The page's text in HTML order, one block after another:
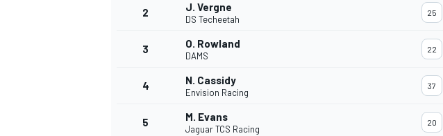
2 J. Vergne
DS Techeetah
25
3 O. Rowland
DAMS
22
4 N. Cassidy
Envision Racing
37
5 M. Evans
Jaguar TCS Racing
20